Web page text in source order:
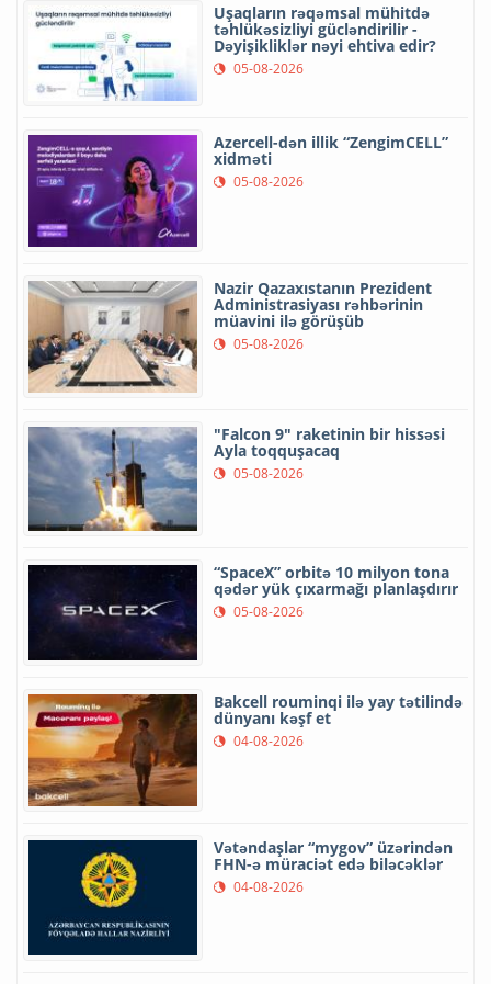
Uşaqların rəqəmsal mühitdə
təhlükəsizliyi gücləndirilir -
Dəyişikliklər nəyi ehtiva edir?
05-08-2026
Azercell-dən illik “ZengimCELL”
xidməti
05-08-2026
Nazir Qazaxıstanın Prezident
Administrasiyası rəhbərinin
müavini ilə görüşüb
05-08-2026
"Falcon 9" raketinin bir hissəsi
Ayla toqquşacaq
05-08-2026
“SpaceX” orbitə 10 milyon tona
qədər yük çıxarmağı planlaşdırır
05-08-2026
Bakcell rouminqi ilə yay tətilində
dünyanı kəşf et
04-08-2026
Vətəndaşlar “mygov” üzərindən
FHN-ə müraciət edə biləcəklər
04-08-2026